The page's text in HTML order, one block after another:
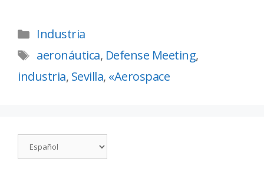
Industria
aeronáutica, Defense Meeting,
industria, Sevilla, «Aerospace